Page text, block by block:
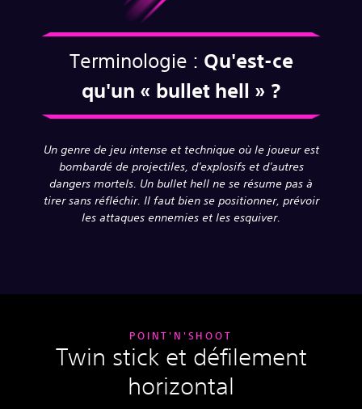
Terminologie : Qu'est-ce
qu'un « bullet hell » ?
Un genre de jeu intense et technique où le joueur est
bombardé de projectiles, d'explosifs et d'autres
dangers mortels. Un bullet hell ne se résume pas à
tirer sans réfléchir. Il faut bien se positionner, prévoir
les attaques ennemies et les esquiver.
POINT'N'SHOOT
Twin stick et défilement
horizontal